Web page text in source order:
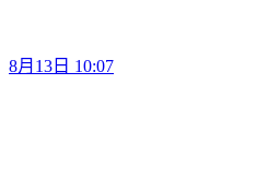
8月13日 10:07